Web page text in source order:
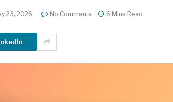
23, 2026 No Comments 6 Mins Read